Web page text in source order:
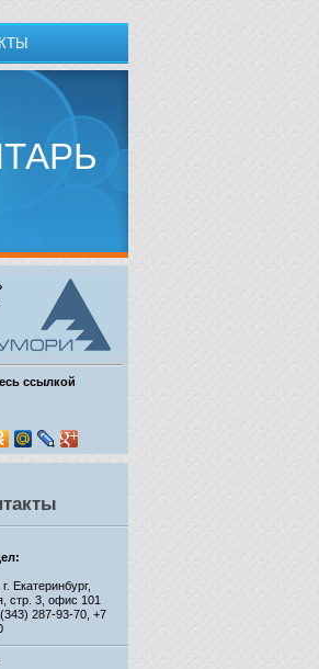
ссылкой
Екатеринбург,
стр. 3, офис 101
287-93-70, +7